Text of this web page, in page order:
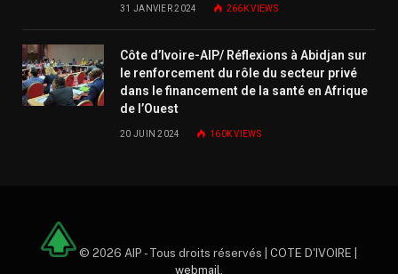
31 JANVIER 2024 266KVIEWS
Côte d’Ivoire-AIP/ Réflexions à Abidjan sur
le renforcement du rôle du secteur privé
dans le financement de la santé en Afrique
de l’Ouest
20 JUIN 2024 160KVIEWS
© 2026 AIP - Tous droits réservés | COTE D'IVOIRE |
webmail